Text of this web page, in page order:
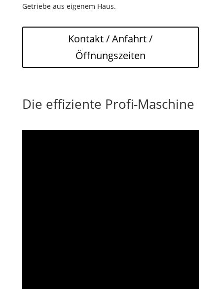
Getriebe aus eigenem Haus.
Kontakt / Anfahrt /
Öffnungszeiten
Die effiziente Profi-Maschine